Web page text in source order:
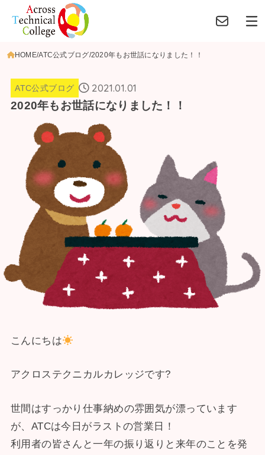
HOME ATC公式ブログ 2020年もお世話になりました！！
ATC公式ブログ
2021.01.01
2020年もお世話になりました！！
こんにちは
アクロステクニカルカレッジです?
世間はすっかり仕事納めの雰囲気が漂っています
が、ATCは今日がラストの営業日！
利用者の皆さんと一年の振り返りと来年のことを発